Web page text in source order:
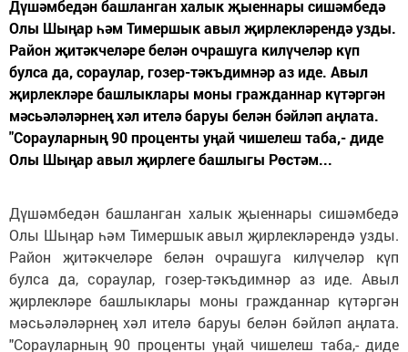
Дүшәмбедән башланган халык җыеннары сишәмбедә
Олы Шыңар һәм Тимершык авыл җирлекләрендә узды.
Район җитәкчеләре белән очрашуга килүчеләр күп
булса да, сораулар, гозер-тәкъдимнәр аз иде. Авыл
җирлекләре башлыклары моны гражданнар күтәргән
мәсьәләләрнең хәл ителә баруы белән бәйләп аңлата.
"Сорауларның 90 проценты уңай чишелеш таба,- диде
Олы Шыңар авыл җирлеге башлыгы Рөстәм...
Дүшәмбедән башланган халык җыеннары сишәмбедә
Олы Шыңар һәм Тимершык авыл җирлекләрендә узды.
Район җитәкчеләре белән очрашуга килүчеләр күп
булса да, сораулар, гозер-тәкъдимнәр аз иде. Авыл
җирлекләре башлыклары моны гражданнар күтәргән
мәсьәләләрнең хәл ителә баруы белән бәйләп аңлата.
"Сорауларның 90 проценты уңай чишелеш таба,- диде